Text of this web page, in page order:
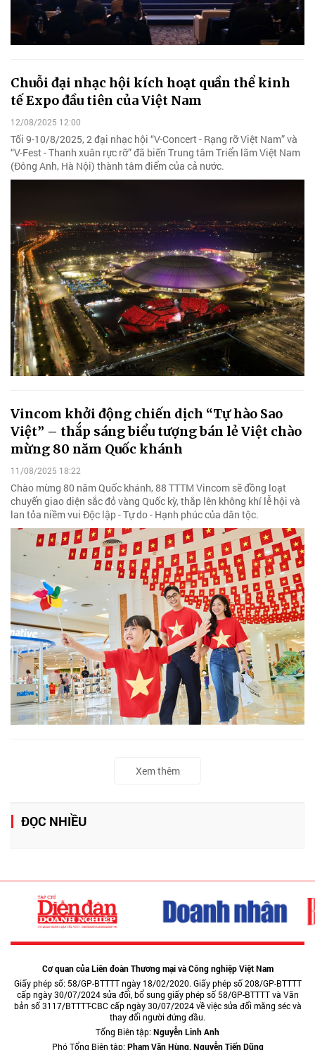
Chuỗi đại nhạc hội kích hoạt quần thể kinh
tế Expo đầu tiên của Việt Nam
12/08/2025 12:00
Tối 9-10/8/2025, 2 đại nhạc hội “V-Concert - Rạng rỡ Việt Nam” và
“V-Fest - Thanh xuân rực rỡ” đã biến Trung tâm Triển lãm Việt Nam
(Đông Anh, Hà Nội) thành tâm điểm của cả nước.
Vincom khởi động chiến dịch “Tự hào Sao
Việt” – thắp sáng biểu tượng bán lẻ Việt chào
mừng 80 năm Quốc khánh
11/08/2025 18:22
Chào mừng 80 năm Quốc khánh, 88 TTTM Vincom sẽ đồng loạt
chuyển giao diện sắc đỏ vàng Quốc kỳ, thắp lên không khí lễ hội và
lan tỏa niềm vui Độc lập - Tự do - Hạnh phúc của dân tộc.
Xem thêm
ĐỌC NHIỀU
Cơ quan của Liên đoàn Thương mại và Công nghiệp Việt Nam
Giấy phép số: 58/GP-BTTTT ngày 18/02/2020. Giấy phép số 208/GP-BTTTT
cấp ngày 30/07/2024 sửa đổi, bổ sung giấy phép số 58/GP-BTTTT và Văn
bản số 3117/BTTTT-CBC cấp ngày 30/07/2024 về việc sửa đổi măng séc và
thay đổi người đứng đầu.
Tổng Biên tập:Nguyễn Linh Anh
Phó Tổng Biên tập:Phạm Văn Hùng, Nguyễn Tiến Dũng